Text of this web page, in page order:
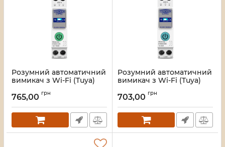
Розумний автоматичний
вимикач з Wi-Fi (Tuya)
моніторингом
захисним реле напруги
Артикул:51-00122
765,00 грн
Розумний автоматичний
вимикач з Wi-Fi (Tuya)
моніторингом
Артикул:51-00112
703,00 грн